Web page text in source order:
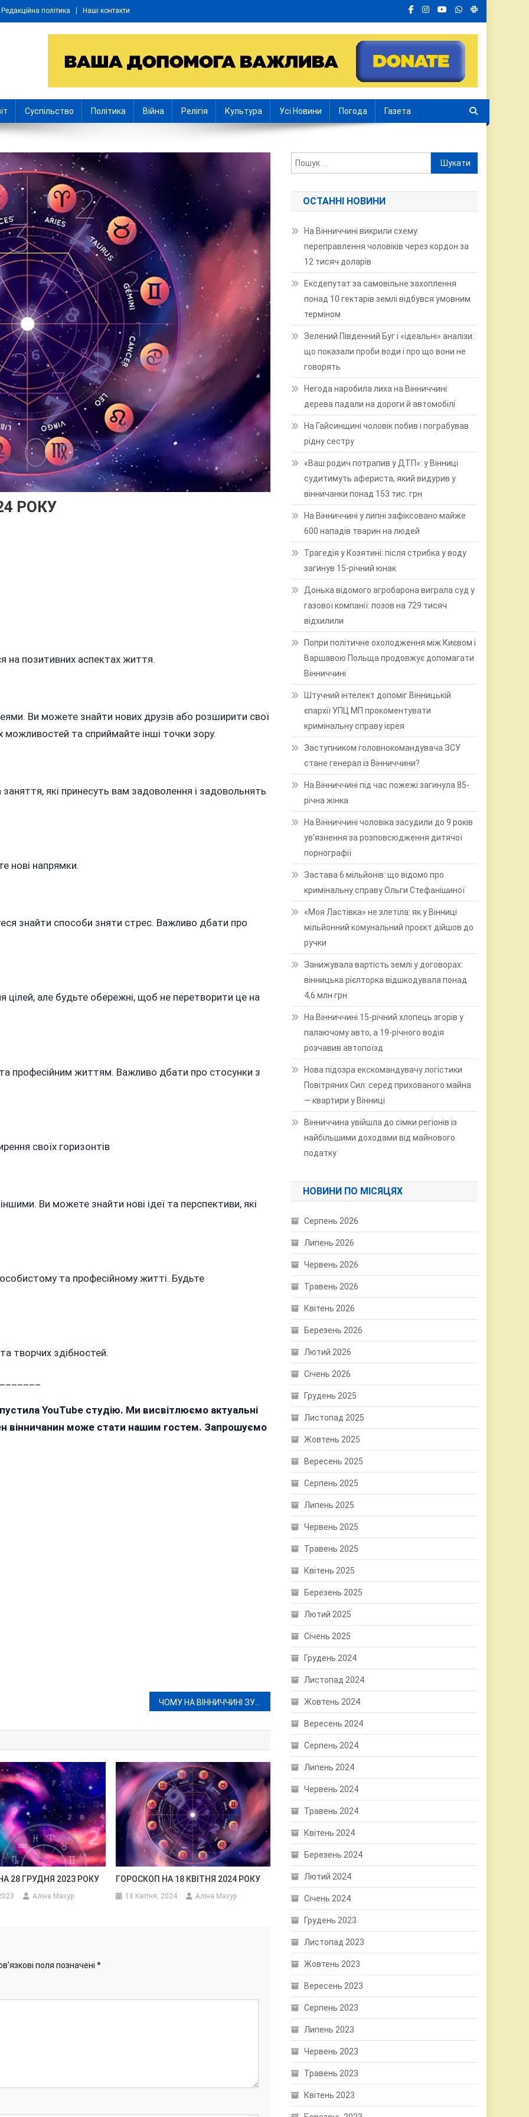
Редакційна політика Наші контакти
Суспільство Політика Війна Релігія Культура Усі Новини Погода Газета
РОКУ
на позитивних аспектах життя.
Ви можете знайти нових друзів або розширити свої
можливостей та сприймайте інші точки зору.
які принесуть вам задоволення і задовольнять
нові напрямки.
знайти способи зняти стрес. Важливо дбати про
але будьте обережні, щоб не перетворити це на
професійним життям. Важливо дбати про стосунки з
своїх горизонтів
Ви можете знайти нові ідеї та перспективи, які
та професійному житті. Будьте
творчих здібностей.
YouTube студію. Ми висвітлюємо актуальні
вінничанин може стати нашим гостем. Запрошуємо
28 ГРУДНЯ 2023 РОКУ
Аліна Мазур
ГОРОСКОП НА 18 КВІТНЯ 2024 РОКУ
18 Квітня, 2024 Аліна Мазур
поля позначені *
Пошук:
ОСТАННІ НОВИНИ
На Вінниччині викрили схему
переправлення чоловіків через кордон за
12 тисяч доларів
Ексдепутат за самовільне захоплення
понад 10 гектарів землі відбувся умовним
терміном
Зелений Південний Буг і «ідеальні» аналізи:
що показали проби води і про що вони не
говорять
Негода наробила лиха на Вінниччині:
дерева падали на дороги й автомобілі
На Гайсинщині чоловік побив і пограбував
рідну сестру
«Ваш родич потрапив у ДТП»: у Вінниці
судитимуть афериста, який видурив у
вінничанки понад 153 тис. грн
На Вінниччині у липні зафіксовано майже
600 нападів тварин на людей
Трагедія у Козятині: після стрибка у воду
загинув 15-річний юнак
Донька відомого агробарона виграла суд у
газової компанії: позов на 729 тисяч
відхилили
Попри політичне охолодження між Києвом і
Варшавою Польща продовжує допомагати
Вінниччині
Штучний інтелект допоміг Вінницькій
єпархії УПЦ МП прокоментувати
кримінальну справу ієрея
Заступником головнокомандувача ЗСУ
стане генерал із Вінниччини?
На Вінниччині під час пожежі загинула 85-
річна жінка
На Вінниччині чоловіка засудили до 9 років
ув’язнення за розповсюдження дитячої
порнографії
Застава 6 мільйонів: що відомо про
кримінальну справу Ольги Стефанішиної
«Моя Ластівка» не злетіла: як у Вінниці
мільйонний комунальний проєкт дійшов до
ручки
Занижувала вартість землі у договорах:
вінницька рієлторка відшкодувала понад
4,6 млн грн
На Вінниччині 15-річний хлопець згорів у
палаючому авто, а 19-річного водія
розчавив автопоїзд
Нова підозра екскомандувачу логістики
Повітряних Сил: серед прихованого майна
— квартири у Вінниці
Вінниччина увійшла до сімки регіонів із
найбільшими доходами від майнового
податку
НОВИНИ ПО МІСЯЦЯХ
Серпень 2026
Липень 2026
Червень 2026
Травень 2026
Квітень 2026
Березень 2026
Лютий 2026
Січень 2026
Грудень 2025
Листопад 2025
Жовтень 2025
Вересень 2025
Серпень 2025
Липень 2025
Червень 2025
Травень 2025
Квітень 2025
Березень 2025
Лютий 2025
Січень 2025
Грудень 2024
Листопад 2024
Жовтень 2024
Вересень 2024
Серпень 2024
Липень 2024
Червень 2024
Травень 2024
Квітень 2024
Березень 2024
Лютий 2024
Січень 2024
Грудень 2023
Листопад 2023
Жовтень 2023
Вересень 2023
Серпень 2023
Липень 2023
Червень 2023
Травень 2023
Квітень 2023